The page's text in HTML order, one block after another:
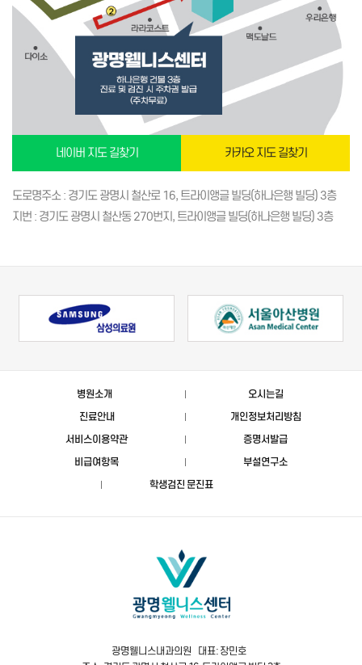
네이버 지도 길찾기 카카오 지도 길찾기
도로명주소 : 경기도 광명시 철산로 16, 트라이앵글 빌딩(하나은행 빌딩) 3층
지번 : 경기도 광명시 철산동 270번지, 트라이앵글 빌딩(하나은행 빌딩) 3층
병원소개
오시는길
진료안내
개인정보처리방침
서비스이용약관
증명서발급
비급여항목
부설연구소
학생검진 문진표
광명웰니스내과의원 대표: 장민호